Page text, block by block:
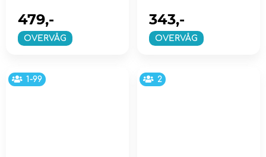
OVERVÅG
479,-
OVERVÅG
343,-
1-99 2